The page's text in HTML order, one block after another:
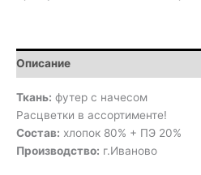
Описание
Ткань: футер с начесом
Расцветки в ассортименте!
Состав: хлопок 80% + ПЭ 20%
Производство: г.Иваново